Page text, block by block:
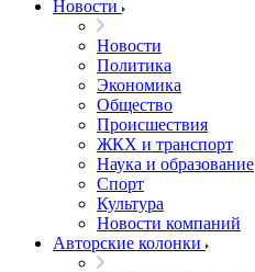
Новости
Новости
Политика
Экономика
Общество
Происшествия
ЖКХ и транспорт
Наука и образование
Спорт
Культура
Новости компаний
Авторские колонки